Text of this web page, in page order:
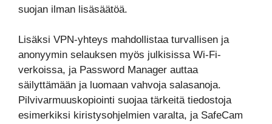
suojan ilman lisäsäätöä.
Lisäksi VPN-yhteys mahdollistaa turvallisen ja
anonyymin selauksen myös julkisissa Wi-Fi-
verkoissa, ja Password Manager auttaa
säilyttämään ja luomaan vahvoja salasanoja.
Pilvivarmuuskopiointi suojaa tärkeitä tiedostoja
esimerkiksi kiristysohjelmien varalta, ja SafeCam